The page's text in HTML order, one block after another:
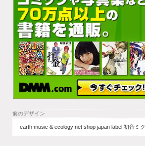
前のデザイン
earth music & ecology net shop japan label 初音ミク